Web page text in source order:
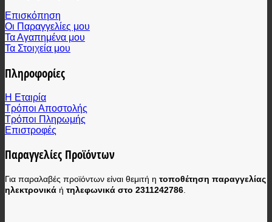
Επισκόπηση
Οι Παραγγελίες μου
Τα Αγαπημένα μου
Τα Στοιχεία μου
Πληροφορίες
Η Εταιρία
Τρόποι Αποστολής
Τρόποι Πληρωμής
Επιστροφές
Παραγγελίες Προϊόντων
Για παραλαβές προϊόντων είναι θεμιτή η τοποθέτηση παραγγελίας
ηλεκτρονικά ή τηλεφωνικά στο 2311242786.